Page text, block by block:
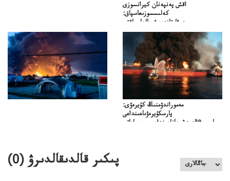
اقش پەنپەنان كيرانسوزى
كەلىسسوزىعاسپاق:
دوقايتازدەسۋىجالعاسپاقتى
باسەڭدەتدوحا؟
كەزدەسۋىشيەلەنىستىباسەڭدەتەمە؟
مەموراندۋمنىڭ كۇيرەۋى:
پارسكۇيرەۋىاعىنداعى
پارسى&الەمدشىعاناعىنداعىسىن ساعاتى
پىكىر قالدىقالدىرۋ (0
)